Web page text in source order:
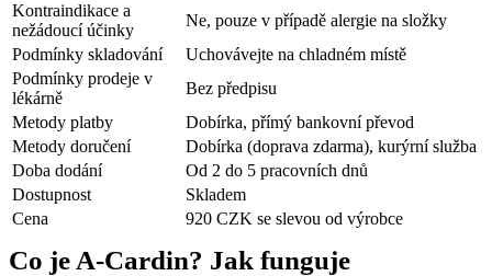
Kontraindikace a
nežádoucí účinky
Ne, pouze v případě alergie na složky
Podmínky skladování
Uchovávejte na chladném místě
Podmínky prodeje v
lékárně
Bez předpisu
Metody platby
Dobírka, přímý bankovní převod
Metody doručení
Dobírka (doprava zdarma), kurýrní služba
Doba dodání
Od 2 do 5 pracovních dnů
Dostupnost
Skladem
Cena
920 CZK se slevou od výrobce
Co je A-Cardin? Jak funguje